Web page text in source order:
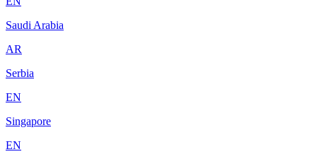
Saudi Arabia
AR
Serbia
EN
Singapore
EN